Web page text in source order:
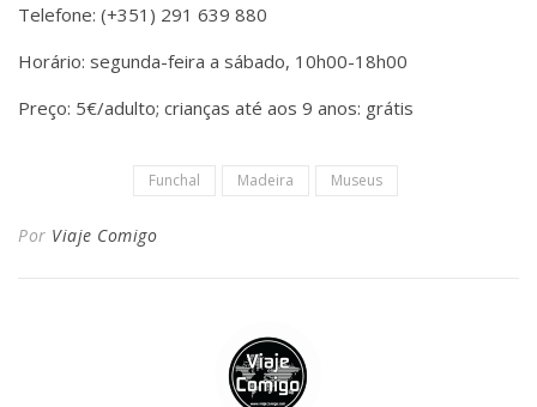
Telefone: (+351) 291 639 880
Horário: segunda-feira a sábado, 10h00-18h00
Preço: 5€/adulto; crianças até aos 9 anos: grátis
Funchal Madeira Museus
Por Viaje Comigo